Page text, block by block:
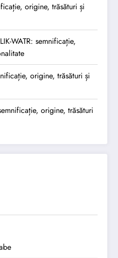
origine, trăsături și
WATR: semnificație,
origine, trăsături și
origine, trăsături